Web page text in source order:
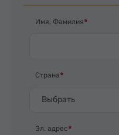
Имя, Фамилия
Страна
Выбрать
Эл. адрес